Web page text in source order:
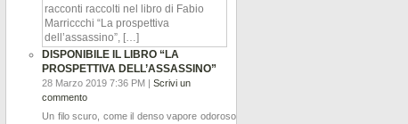
DISPONIBILE IL LIBRO “LA
PROSPETTIVA DELL’ASSASSINO”
28 Marzo 2019 7:36 PM | Scrivi un
commento
Un filo scuro, come il denso vapore odoroso